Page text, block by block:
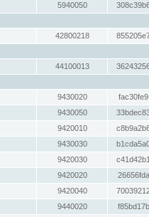
5940050
42800218
44100013
9430020
9430050
9420010
9430030
9420030
9420020
9420040
9440020